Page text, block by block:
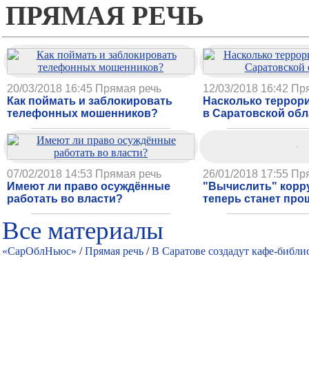
ПРЯМАЯ РЕЧЬ
20/03/2018 16:45 Прямая речь
Как поймать и заблокировать
телефонных мошенников?
12/03/2018 16:42
Насколько
в Саратовской
07/02/2018 14:53 Прямая речь
Имеют ли право осуждённые
работать во власти?
26/01/2018 17:55
"Вычислить"
теперь станет
Все материалы
«СарОблНьюс» /Прямая речь /В Саратове создадут кафе-